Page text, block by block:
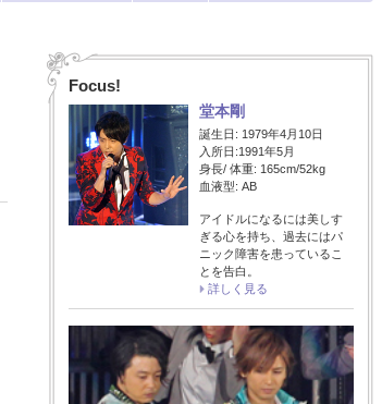
Focus!
堂本剛
誕生日: 1979年4月10日
入所日:1991年5月
身長/ 体重: 165cm/52kg
血液型: AB
アイドルになるには美しす
ぎる心を持ち、過去にはパ
ニック障害を患っているこ
とを告白。
詳しく見る